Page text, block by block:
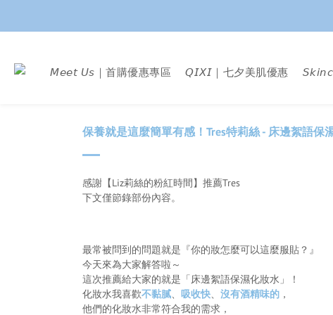
𝘔𝘦𝘦𝘵 𝘜𝘴｜首購優惠專區 𝘘𝘐𝘟𝘐｜七夕美肌優惠
保養就是這麼簡單有感！Tres特莉絲 - 床邊絮語保
感謝【Liz莉絲的粉紅時間】推薦Tres
下文僅節錄部份內容。
最常被問到的問題就是『你的妝怎麼可以這麼服貼？』
今天來為大家解答啦～
這次推薦給大家的就是「床邊絮語保濕化妝水」！
化妝水我喜歡不黏膩、 吸收快、 沒有酒精味的 ，
他們的化妝水非常符合我的需求，